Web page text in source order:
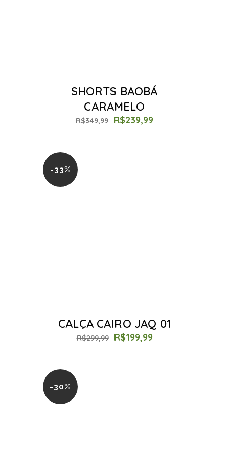
SHORTS BAOBÁ
CARAMELO
R$349,99 R$239,99
-33%
CALÇA CAIRO JAQ 01
R$299,99 R$199,99
-30%